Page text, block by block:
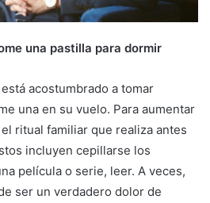
una pastilla para dormir
acostumbrado a tomar
una en su vuelo. Para aumentar
ritual familiar que realiza antes
incluyen cepillarse los
película o serie, leer. A veces,
ser un verdadero dolor de